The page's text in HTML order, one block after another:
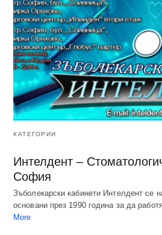
КАТЕГОРИИ
Интелдент –
София
Зъболекарски кабинети Интелдент се
основани през 1990 година за да
More